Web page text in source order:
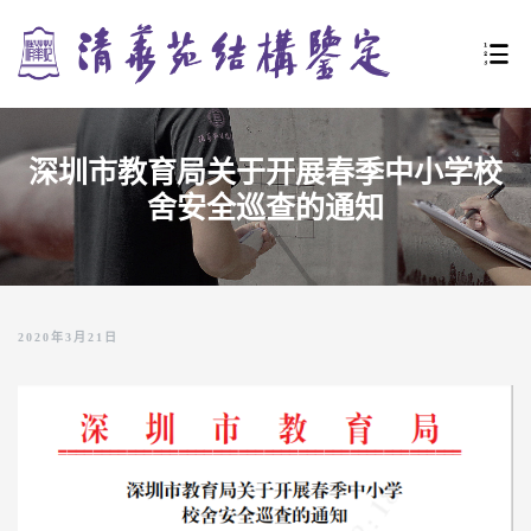
深圳市教育局关于开展春季中小学校
舍安全巡查的通知
2020年3月21日